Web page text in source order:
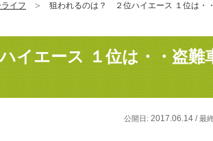
イフ 狙われるのは？ ２位ハイエース １位は・
イエース １位は・・盗難
公開日: 2017.06.14 /最